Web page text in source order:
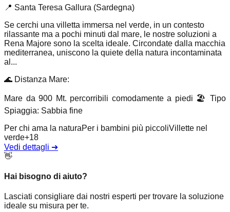
📍 Santa Teresa Gallura (Sardegna)
Se cerchi una villetta immersa nel verde, in un contesto
rilassante ma a pochi minuti dal mare, le nostre soluzioni a
Rena Majore sono la scelta ideale. Circondate dalla macchia
mediterranea, uniscono la quiete della natura incontaminata
al...
🌊 Distanza Mare:
Mare da 900 Mt. percorribili comodamente a piedi 🏖️ Tipo
Spiaggia: Sabbia fine
Per chi ama la naturaPer i bambini più piccoliVillette nel
verde+18
Vedi dettagli ➔
👋
Hai bisogno di aiuto?
Lasciati consigliare dai nostri esperti per trovare la soluzione
ideale su misura per te.